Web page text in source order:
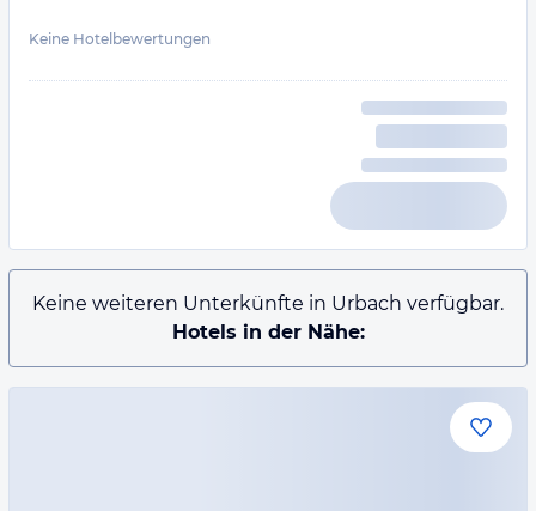
Keine Hotelbewertungen
Keine weiteren Unterkünfte in Urbach verfügbar.
Hotels in der Nähe: